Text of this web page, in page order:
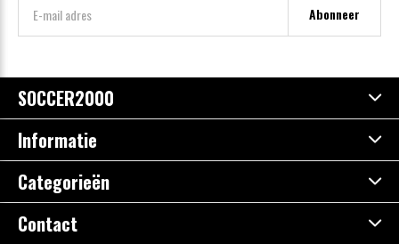
Abonneer
SOCCER2000
Informatie
Categorieën
Contact